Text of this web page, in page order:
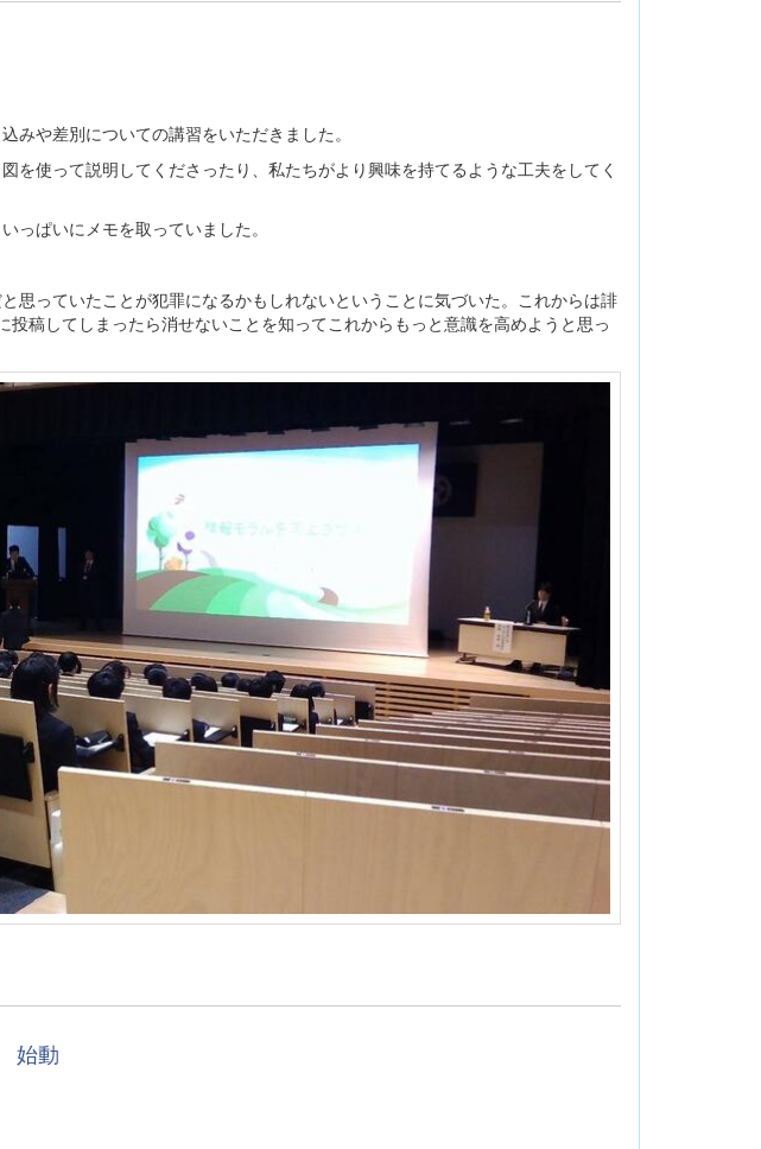
みや差別についての講習をいただきました。
を使って説明してくださったり、私たちがより興味を持てるような工夫をしてく
っぱいにメモを取っていました。
思っていたことが犯罪になるかもしれないということに気づいた。これからは誹
稿してしまったら消せないことを知ってこれからもっと意識を高めようと思っ
始動